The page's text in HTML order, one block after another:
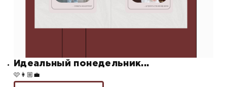
Идеальный понедельник...
🩷👩🏼‍💼